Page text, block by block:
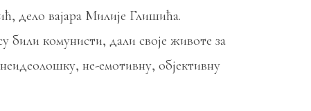
дело вајара Милије Глишића.
били комунисти, дали своје животе за
не-емотивну, објективну